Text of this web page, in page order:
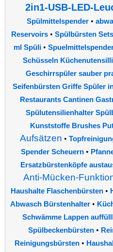
2in1-USB-LED-
Spülmittelspender•
Reservoirs• Spülbürsten Sets
ml Spüli•
Schüsseln
Geschirrspüler sauber
Seifenbürsten Griffe Spüler
Restaurants Cantinen
Spülutensilienhalter
Kunststoffe Brushes
Aufsätzen •
Spender Scheuern •
Ersatzbürstenköpfe
Anti-Mücken-
Haushalte Flaschenbürsten •
Abwasch Bürstenhalter •
Schwämme Lappen
Spülbeckenbürsten•
Reinigungsbürsten •